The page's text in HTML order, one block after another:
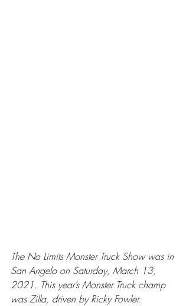
The No Limits Monster Truck Show was in
San Angelo on Saturday, March 13,
2021. This year’s Monster Truck champ
was Zilla, driven by Ricky Fowler.